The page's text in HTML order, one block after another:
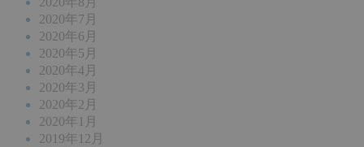
2020年7月
2020年6月
2020年5月
2020年4月
2020年3月
2020年2月
2020年1月
2019年12月